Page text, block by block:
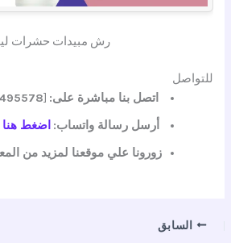
رش مبيدات حشرات
للتواصل
اتصل بنا مباشرة على: [
أرسل رسالة واتساب: اضغط هنا
زورونا علي موقعنا لمزيد من
السابق